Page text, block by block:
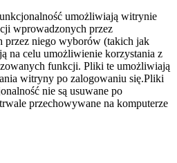
umożliwiają witrynie
wprowadzonych przez
przez niego wyborów (takich jak
na celu umożliwienie korzystania z
funkcji. Pliki te umożliwiają
witryny po zalogowaniu się.Pliki
nie są usuwane po
przechowywane na komputerze